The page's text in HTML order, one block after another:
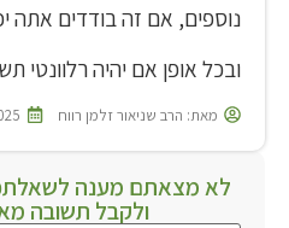
נוספים, אם זה בודדים אתה
ובכל אופן אם יהיה רלוונטי
מאת: הרב שניאור זלמן רווח 09/12/
לא מצאתם מענה
ולקבל תשובה